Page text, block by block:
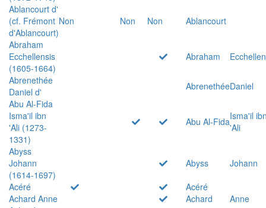
Ablancourt d'
(cf. Frémont
d'Ablancourt)
Non Non Non
Ablancourt
Abraham
Ecchellensis
(1605-1664)
Abraham
Abrenethée
Daniel d'
AbrenethéeDaniel
Abu Al-Fida
Isma'il ibn
'Ali (1273-
1331)
Abu Al-FidaIsma'il
'Ali
Abyss
Johann
(1614-1697)
Abyss
Johann
Acéré
Acéré
Achard Anne
Achard
Anne